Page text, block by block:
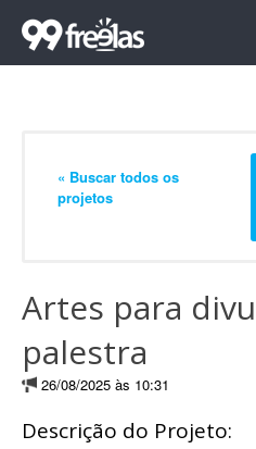
« Buscar todos os
projetos
Artes para
palestra
26/08/2025 às 10:31
Descrição do Projeto: